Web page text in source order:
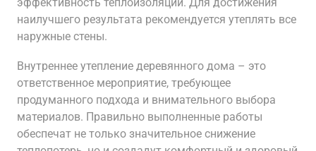
наилучшего результата рекомендуется утеплять все
наружные стены.
Внутреннее утепление деревянного дома – это
ответственное мероприятие, требующее
продуманного подхода и внимательного выбора
материалов. Правильно выполненные работы
обеспечат не только значительное снижение